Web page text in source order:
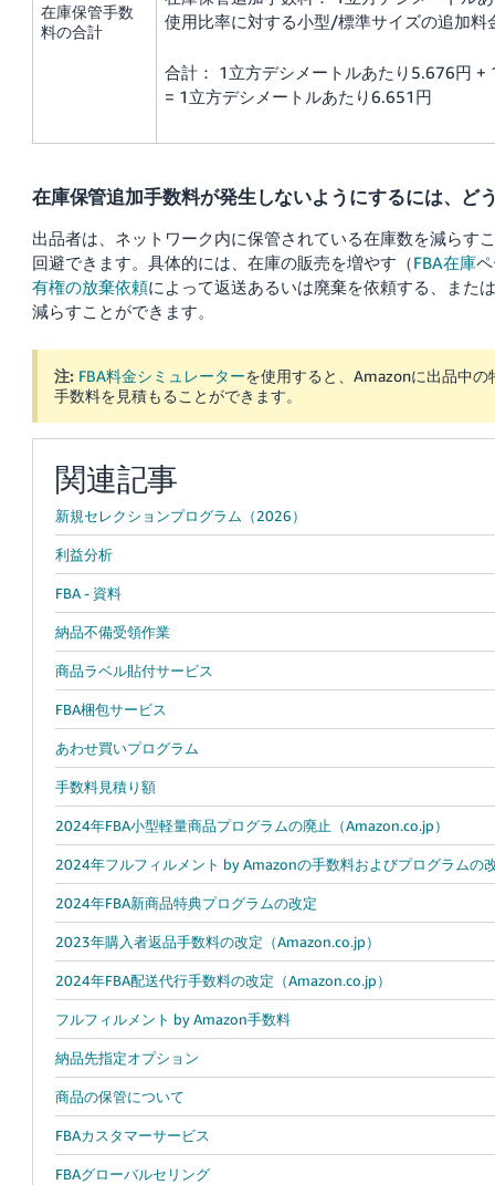
在庫保管手数
料の合計
使用比率に対する小型/標準サイズの追加料
合計： 1立方デシメートルあたり5.676円
= 1立方デシメートルあたり6.651円
在庫保管追加手数料が発生しないようにするには、ど
出品者は、ネットワーク内に保管されている在庫数を減らす
回避できます。具体的には、在庫の販売を増やす（FBA在庫
有権の放棄依頼によって返送あるいは廃棄を依頼する、また
減らすことができます。
注: FBA料金シミュレーターを使用すると、Amazonに出品中
手数料を見積もることができます。
関連記事
新規セレクションプログラム（2026）
利益分析
FBA - 資料
納品不備受領作業
商品ラベル貼付サービス
FBA梱包サービス
あわせ買いプログラム
手数料見積り額
2024年FBA小型軽量商品プログラムの廃止（Amazon.co.jp）
2024年フルフィルメント by Amazonの手数料およびプログラムの
2024年FBA新商品特典プログラムの改定
2023年購入者返品手数料の改定（Amazon.co.jp）
2024年FBA配送代行手数料の改定（Amazon.co.jp）
フルフィルメント by Amazon手数料
納品先指定オプション
商品の保管について
FBAカスタマーサービス
FBAグローバルセリング